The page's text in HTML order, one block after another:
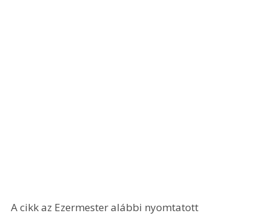
A cikk az Ezermester alábbi nyomtatott